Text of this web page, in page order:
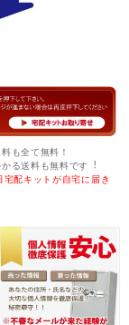
も全て無料！
る送料も無料です︕
配キットが自宅に届き